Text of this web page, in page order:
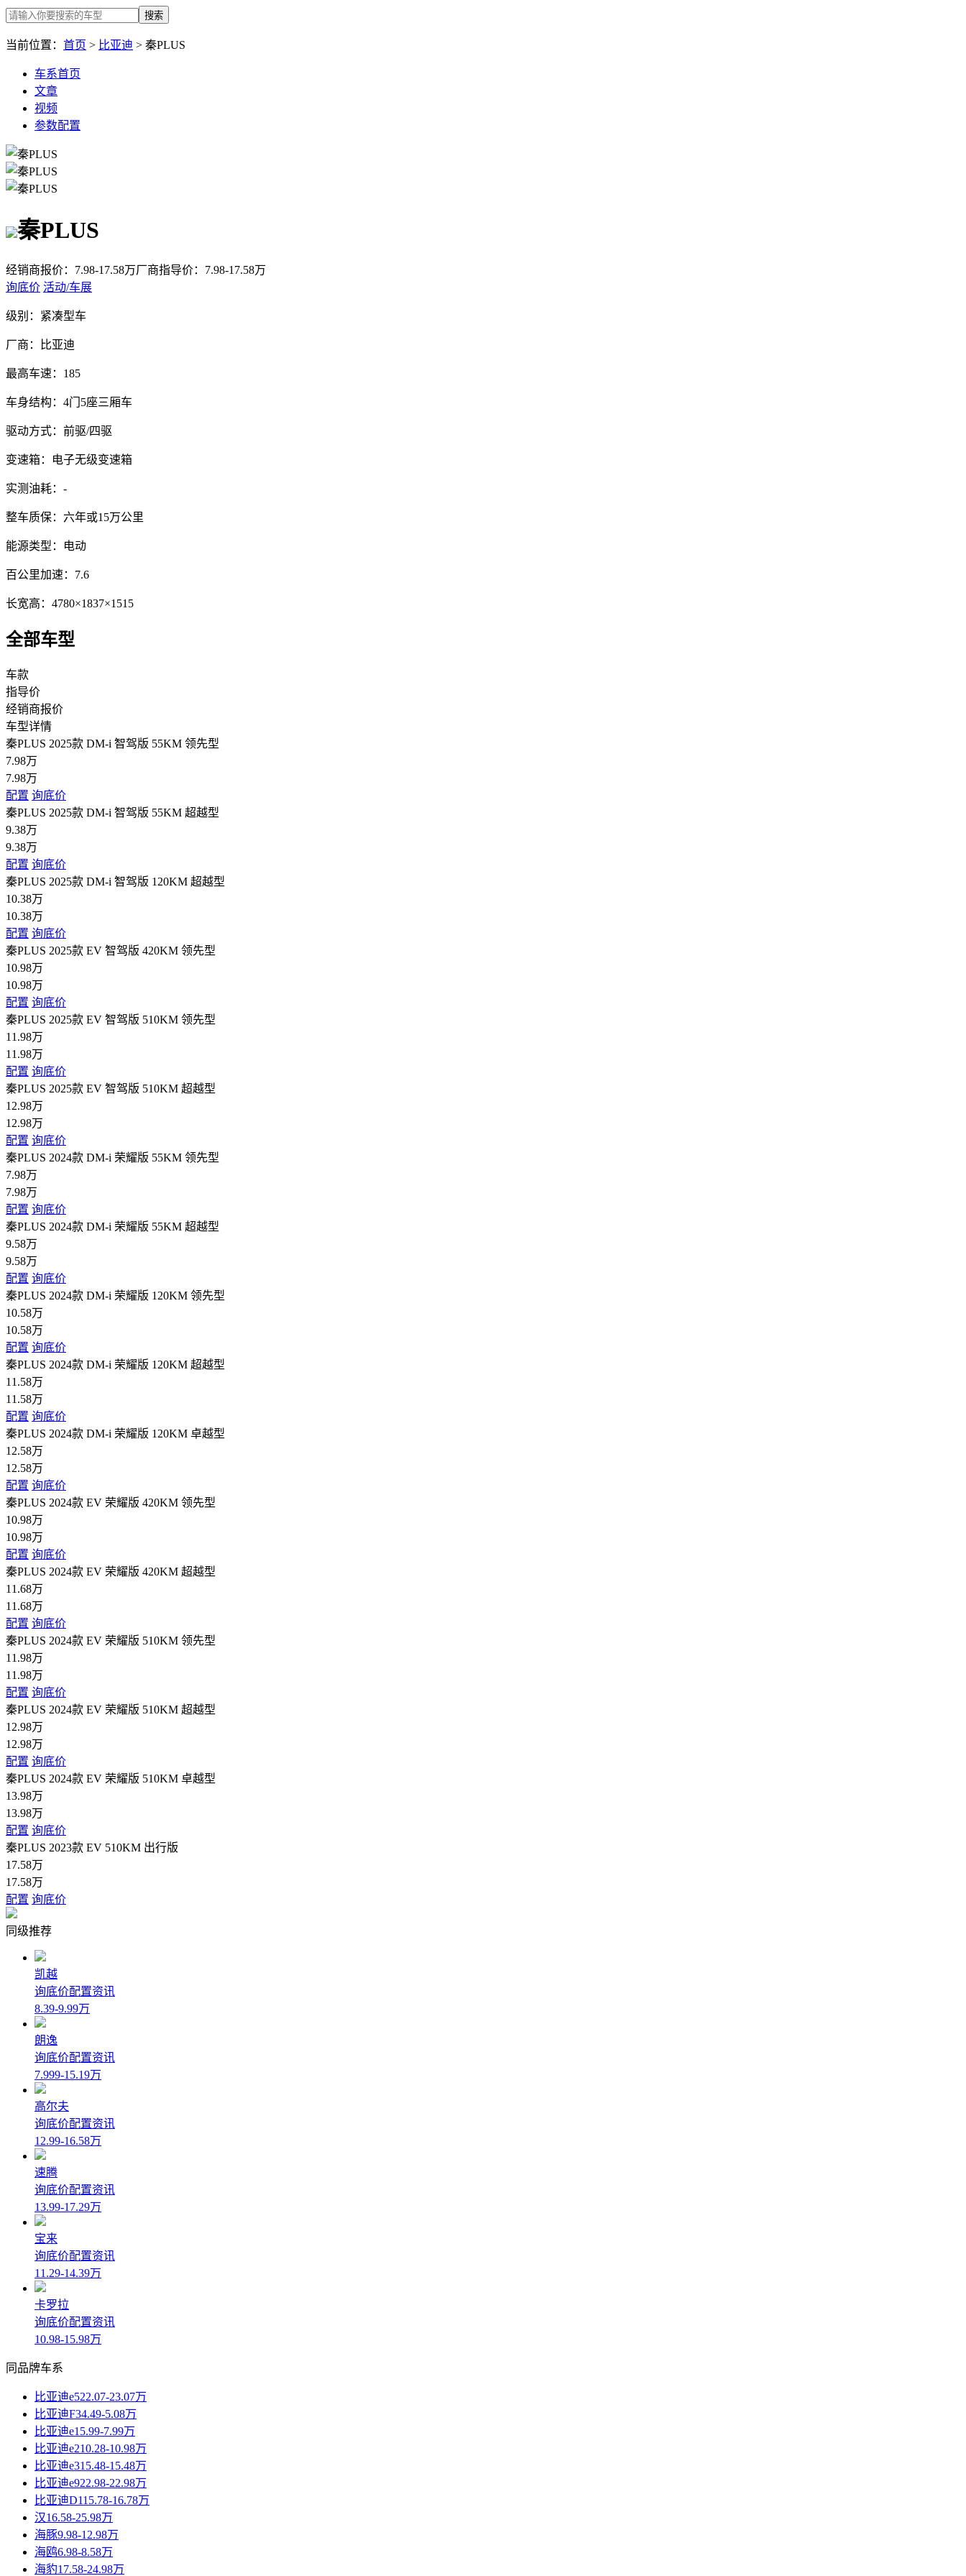
搜索
当前位置： 首页 > 比亚迪 > 秦PLUS
车系首页
文章
视频
参数配置
秦PLUS
经销商报价： 7.98-17.58万厂商指导价： 7.98-17.58万
询底价 活动/车展
级别： 紧凑型车
厂商： 比亚迪
最高车速： 185
车身结构： 4门5座三厢车
驱动方式： 前驱/四驱
变速箱： 电子无级变速箱
实测油耗： -
整车质保： 六年或15万公里
能源类型： 电动
百公里加速： 7.6
长宽高： 4780×1837×1515
全部车型
车款
指导价
经销商报价
车型详情
秦PLUS 2025款 DM-i 智驾版 55KM 领先型
7.98万
7.98万
配置 询底价
秦PLUS 2025款 DM-i 智驾版 55KM 超越型
9.38万
9.38万
配置 询底价
秦PLUS 2025款 DM-i 智驾版 120KM 超越型
10.38万
10.38万
配置 询底价
秦PLUS 2025款 EV 智驾版 420KM 领先型
10.98万
10.98万
配置 询底价
秦PLUS 2025款 EV 智驾版 510KM 领先型
11.98万
11.98万
配置 询底价
秦PLUS 2025款 EV 智驾版 510KM 超越型
12.98万
12.98万
配置 询底价
秦PLUS 2024款 DM-i 荣耀版 55KM 领先型
7.98万
7.98万
配置 询底价
秦PLUS 2024款 DM-i 荣耀版 55KM 超越型
9.58万
9.58万
配置 询底价
秦PLUS 2024款 DM-i 荣耀版 120KM 领先型
10.58万
10.58万
配置 询底价
秦PLUS 2024款 DM-i 荣耀版 120KM 超越型
11.58万
11.58万
配置 询底价
秦PLUS 2024款 DM-i 荣耀版 120KM 卓越型
12.58万
12.58万
配置 询底价
秦PLUS 2024款 EV 荣耀版 420KM 领先型
10.98万
10.98万
配置 询底价
秦PLUS 2024款 EV 荣耀版 420KM 超越型
11.68万
11.68万
配置 询底价
秦PLUS 2024款 EV 荣耀版 510KM 领先型
11.98万
11.98万
配置 询底价
秦PLUS 2024款 EV 荣耀版 510KM 超越型
12.98万
12.98万
配置 询底价
秦PLUS 2024款 EV 荣耀版 510KM 卓越型
13.98万
13.98万
配置 询底价
秦PLUS 2023款 EV 510KM 出行版
17.58万
17.58万
配置 询底价
同级推荐
凯越
询底价配置资讯
8.39-9.99万
朗逸
询底价配置资讯
7.999-15.19万
高尔夫
询底价配置资讯
12.99-16.58万
速腾
询底价配置资讯
13.99-17.29万
宝来
询底价配置资讯
11.29-14.39万
卡罗拉
询底价配置资讯
10.98-15.98万
同品牌车系
比亚迪e522.07-23.07万
比亚迪F34.49-5.08万
比亚迪e1 5.99-7.99万
比亚迪e210.28-10.98万
比亚迪e315.48-15.48万
比亚迪e922.98-22.98万
比亚迪D115.78-16.78万
汉16.58-25.98万
海豚9.98-12.98万
海鸥6.98-8.58万
海豹17.58-24.98万